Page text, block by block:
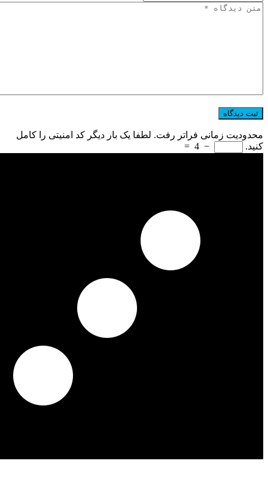
محدودیت زمانی فراتر رفت. لطفا یک بار دیگر کد امنیتی را کامل
کنید.
−
4
=